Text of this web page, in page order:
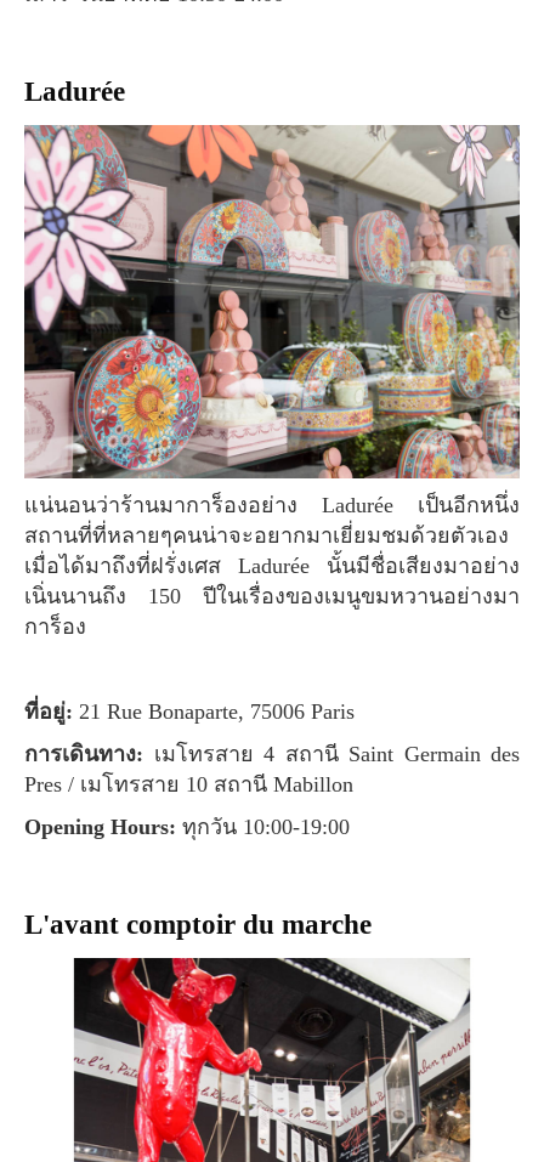
Ladurée
แน่นอนว่าร้านมาการ็องอย่าง Ladurée เป็นอีกหนึ่ง
สถานที่ที่หลายๆคนน่าจะอยากมาเยี่ยมชมด้วยตัวเอง
เมื่อได้มาถึงที่ฝรั่งเศส Ladurée นั้นมีชื่อเสียงมาอย่าง
เนิ่นนานถึง 150 ปีในเรื่องของเมนูขมหวานอย่างมา
การ็อง
ที่อยู่: 21 Rue Bonaparte, 75006 Paris
การเดินทาง: เมโทรสาย 4 สถานี Saint Germain des
Pres / เมโทรสาย 10 สถานี Mabillon
Opening Hours: ทุกวัน 10:00-19:00
L'avant comptoir du marche